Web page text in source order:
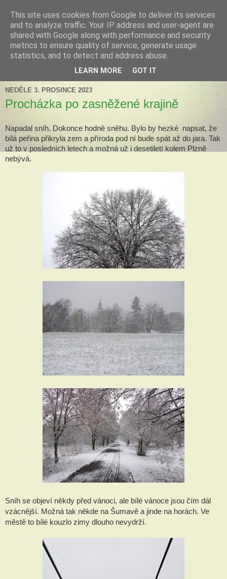
Tillandsia za okny
Tillandsie a další zelená havěť která s námi může žít v bytě,
k našim velkým radostem, nebo také starostem.
NEDĚLE 3. PROSINCE 2023
Procházka po zasněžené krajině
Napadal sníh. Dokonce hodně sněhu. Bylo by hezké napsat, že
bílá peřina přikryla zem a příroda pod ní bude spát až do jara. Tak
už to v posledních letech a možná už i desetiletí kolem Plzně
nebývá.
Sníh se objeví někdy před vánoci, ale bílé vánoce jsou čím dál
vzácnější. Možná tak někde na Šumavě a jinde na horách. Ve
městě to bílé kouzlo zimy dlouho nevydrží.
This site uses cookies from Google to deliver its services
and to analyze traffic. Your IP address and user-agent are
shared with Google along with performance and security
metrics to ensure quality of service, generate usage
statistics, and to detect and address abuse.
LEARN MORE GOT IT